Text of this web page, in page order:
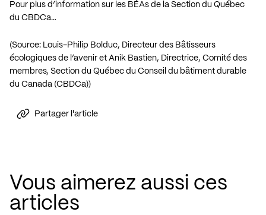
Pour plus d’information sur les BÉAs de la Section du Québec
du CBDCa…
(Source: Louis-Philip Bolduc, Directeur des Bâtisseurs
écologiques de l’avenir et Anik Bastien, Directrice, Comité des
membres, Section du Québec du Conseil du bâtiment durable
du Canada (CBDCa))
Partager l'article
Vous aimerez aussi ces
articles